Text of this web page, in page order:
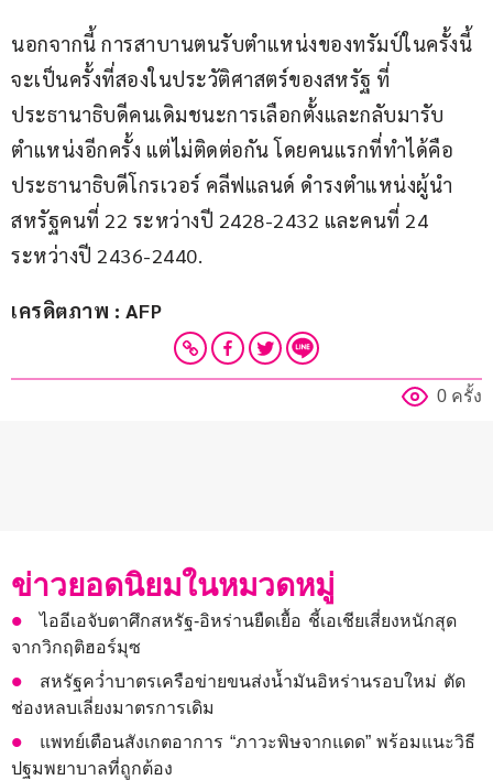
นอกจากนี้ การสาบานตนรับตำแหน่งของทรัมป์ในครั้งนี้
จะเป็นครั้งที่สองในประวัติศาสตร์ของสหรัฐ ที่
ประธานาธิบดีคนเดิมชนะการเลือกตั้งและกลับมารับ
ตำแหน่งอีกครั้ง แต่ไม่ติดต่อกัน โดยคนแรกที่ทำได้คือ
ประธานาธิบดีโกรเวอร์ คลีฟแลนด์ ดำรงตำแหน่งผู้นำ
สหรัฐคนที่ 22 ระหว่างปี 2428-2432 และคนที่ 24
ระหว่างปี 2436-2440.
เครดิตภาพ : AFP
0 ครั้ง
ข่าวยอดนิยมในหมวดหมู่
ไออีเอจับตาศึกสหรัฐ-อิหร่านยืดเยื้อ ชี้เอเชียเสี่ยงหนักสุด
จากวิกฤติฮอร์มุซ
สหรัฐคว่ำบาตรเครือข่ายขนส่งน้ำมันอิหร่านรอบใหม่ ตัด
ช่องหลบเลี่ยงมาตรการเดิม
แพทย์เตือนสังเกตอาการ “ภาวะพิษจากแดด” พร้อมแนะวิธี
ปฐมพยาบาลที่ถูกต้อง